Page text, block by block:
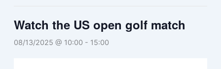
Watch the US open golf match
08/13/2025 @ 10:00 - 15:00